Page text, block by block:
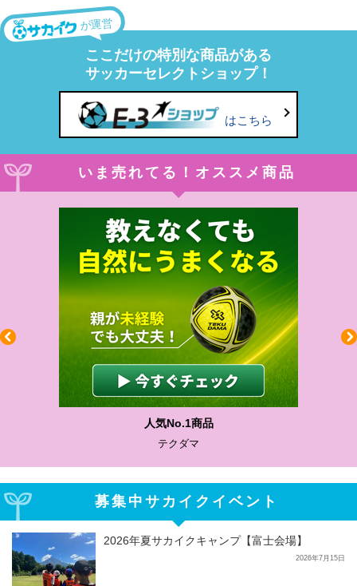
が運営
ここだけの特別な商品がある
サッカーセレクトショップ！
はこちら
いま売れてる！オススメ商品
人気No.1商品
テクダマ
募集中サカイクイベント
2026年夏サカイクキャンプ【富士会場】
2026年7月15日